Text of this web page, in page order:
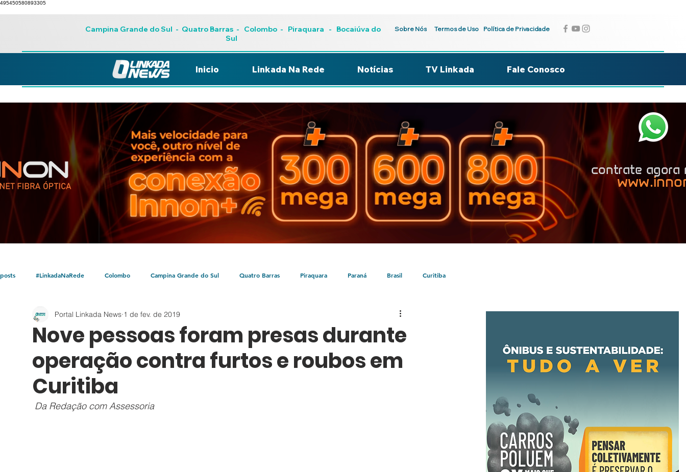
495450580893305
Campina Grande do Sul - Quatro Barras- Colombo- Piraquara - Bocaiúva do
Sul
Sobre Nós Termos de Uso Política de Privacidade
Inicio Linkada Na Rede Notícias TV Linkada Fale Conosco
#LinkadaNaRede Colombo Campina Grande do Sul Quatro Barras Piraquara Paraná Brasil Curitiba
Policial Bocaiúva do Sul Litoral
Nove pessoas foram presas durante
operação contra furtos e roubos em
Curitiba
Portal Linkada News 1 de fev. de 2019
Da Redação com Assessoria